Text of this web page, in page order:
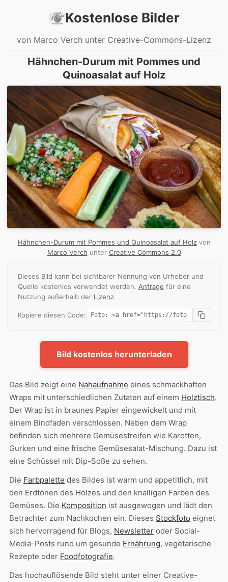
Kostenlose Bilder
von Marco Verch unter Creative-Commons-Lizenz
Hähnchen-Durum mit Pommes und
Quinoasalat auf Holz
Hähnchen-Durum mit Pommes und Quinoasalat auf Holzvon
Marco Verch unter Creative Commons 2.0
Dieses Bild kann bei sichtbarer Nennung von Urheber und
Quelle kostenlos verwendet werden. Anfrage für eine
Nutzung außerhalb der Lizenz.
Kopiere diesen Code:
Bild kostenlos herunterladen
Das Bild zeigt eine Nahaufnahme eines schmackhaften
Wraps mit unterschiedlichen Zutaten auf einem Holztisch.
Der Wrap ist in braunes Papier eingewickelt und mit
einem Bindfaden verschlossen. Neben dem Wrap
befinden sich mehrere Gemüsestreifen wie Karotten,
Gurken und eine frische Gemüsesalat-Mischung. Dazu ist
eine Schüssel mit Dip-Soße zu sehen.
Die Farbpalette des Bildes ist warm und appetitlich, mit
den Erdtönen des Holzes und den knalligen Farben des
Gemüses. Die Komposition ist ausgewogen und lädt den
Betrachter zum Nachkochen ein. Dieses Stockfoto eignet
sich hervorragend für Blogs, Newsletter oder Social-
Media-Posts rund um gesunde Ernährung, vegetarische
Rezepte oder Foodfotografie.
Das hochauflösende Bild steht unter einer Creative-